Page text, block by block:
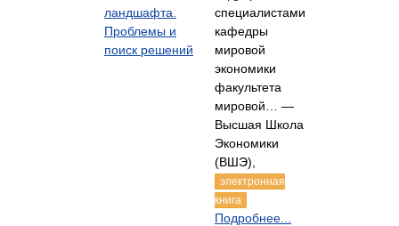
ландшафта.
Проблемы и
поиск решений
специалистами
кафедры
мировой
экономики
факультета
мировой… —
Высшая Школа
Экономики
(ВШЭ),
электронная
книга
Подробнее...